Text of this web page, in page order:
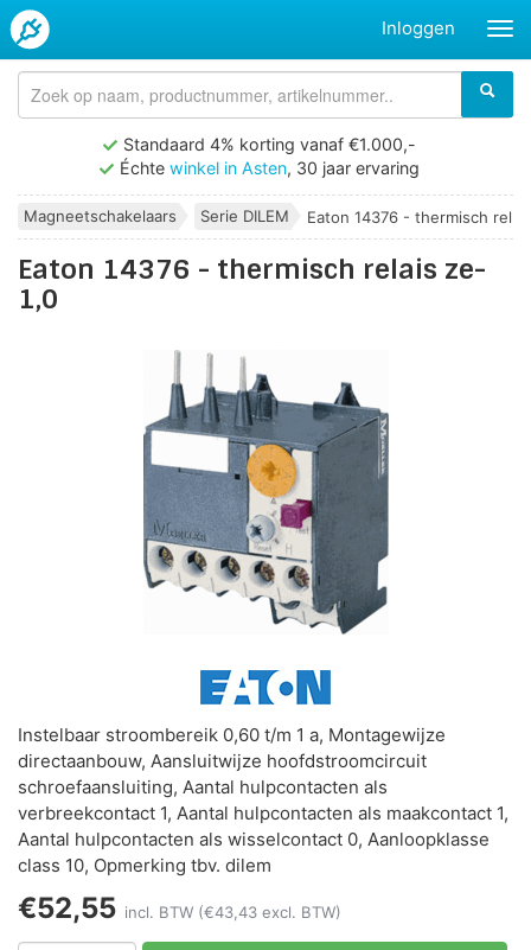
Inloggen
Standaard 4% korting vanaf €1.000,-
Échte winkel in Asten, 30 jaar ervaring
Magneetschakelaars Serie DILEM Eaton 14376 - thermisch rel...
Eaton 14376 - thermisch relais ze-
1,0
Instelbaar stroombereik 0,60 t/m 1 a, Montagewijze
directaanbouw, Aansluitwijze hoofdstroomcircuit
schroefaansluiting, Aantal hulpcontacten als
verbreekcontact 1, Aantal hulpcontacten als maakcontact 1,
Aantal hulpcontacten als wisselcontact 0, Aanloopklasse
class 10, Opmerking tbv. dilem
€52,55 incl. BTW (€43,43 excl. BTW)